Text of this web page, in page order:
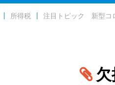
所得税 注目トピック 新型コ